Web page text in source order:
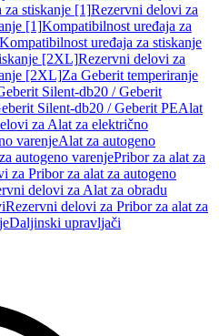
za stiskanje [1]Rezervni delovi za
[1]Kompatibilnost uređaja za
uređaja za stiskanje
[2XL]Rezervni delovi za
[2XL]Za Geberit temperiranje
Silent-db20 / Geberit
Silent-db20 / Geberit PEAlat
za Alat za električno
varenjeAlat za autogeno
autogeno varenjePribor za alat za
za Pribor za alat za autogeno
delovi za Alat za obradu
Rezervni delovi za Pribor za alat za
Daljinski upravljači